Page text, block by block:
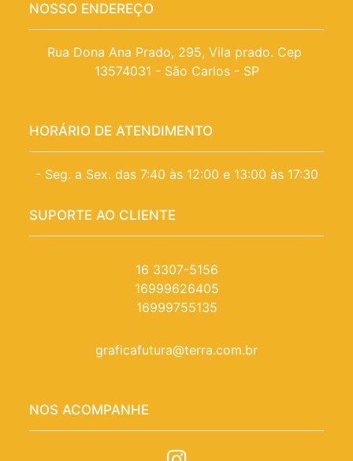
NOSSO ENDEREÇO
Rua Dona Ana Prado, 295, Vila prado. Cep
13574031 - São Carlos - SP
HORÁRIO DE ATENDIMENTO
- Seg. a Sex. das 7:40 às 12:00 e 13:00 às 17:30
SUPORTE AO CLIENTE
16 3307-5156
16999626405
16999755135
graficafutura@terra.com.br
NOS ACOMPANHE